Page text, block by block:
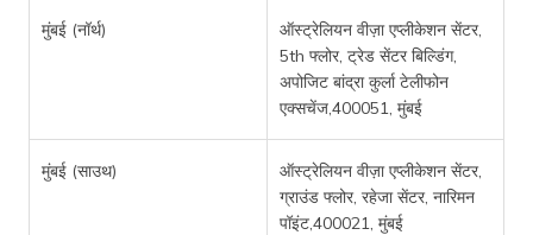
मुंबई (नॉर्थ)
ऑस्ट्रेलियन वीज़ा एप्लीकेशन सेंटर,
5th फ्लोर, ट्रेड सेंटर बिल्डिंग,
अपोजिट बांद्रा कुर्ला टेलीफोन
एक्सचेंज,400051, मुंबई
मुंबई (साउथ)
ऑस्ट्रेलियन वीज़ा एप्लीकेशन सेंटर,
ग्राउंड फ्लोर, रहेजा सेंटर, नारिमन
पॉइंट,400021, मुंबई